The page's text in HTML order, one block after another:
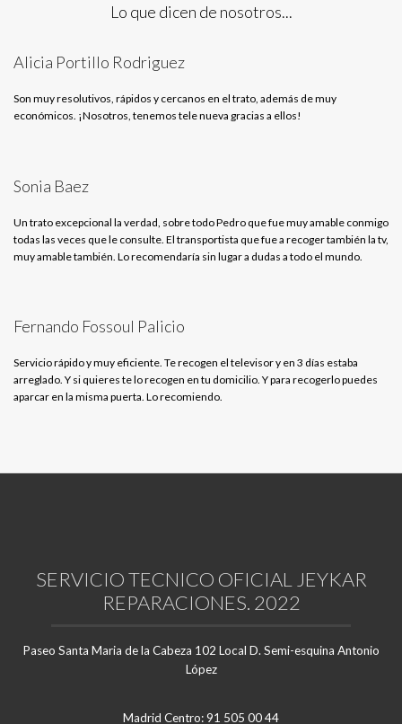
Lo que dicen de nosotros...
Alicia Portillo Rodriguez
Son muy resolutivos, rápidos y cercanos en el trato, además de muy
económicos. ¡Nosotros, tenemos tele nueva gracias a ellos!
Sonia Baez
Un trato excepcional la verdad, sobre todo Pedro que fue muy amable conmigo
todas las veces que le consulte. El transportista que fue a recoger también la tv,
muy amable también. Lo recomendaría sin lugar a dudas a todo el mundo.
Fernando Fossoul Palicio
Servicio rápido y muy eficiente. Te recogen el televisor y en 3 días estaba
arreglado. Y si quieres te lo recogen en tu domicilio. Y para recogerlo puedes
aparcar en la misma puerta. Lo recomiendo.
SERVICIO TECNICO OFICIAL JEYKAR
REPARACIONES. 2022
Paseo Santa Maria de la Cabeza 102 Local D. Semi-esquina Antonio
López
Madrid Centro: 91 505 00 44